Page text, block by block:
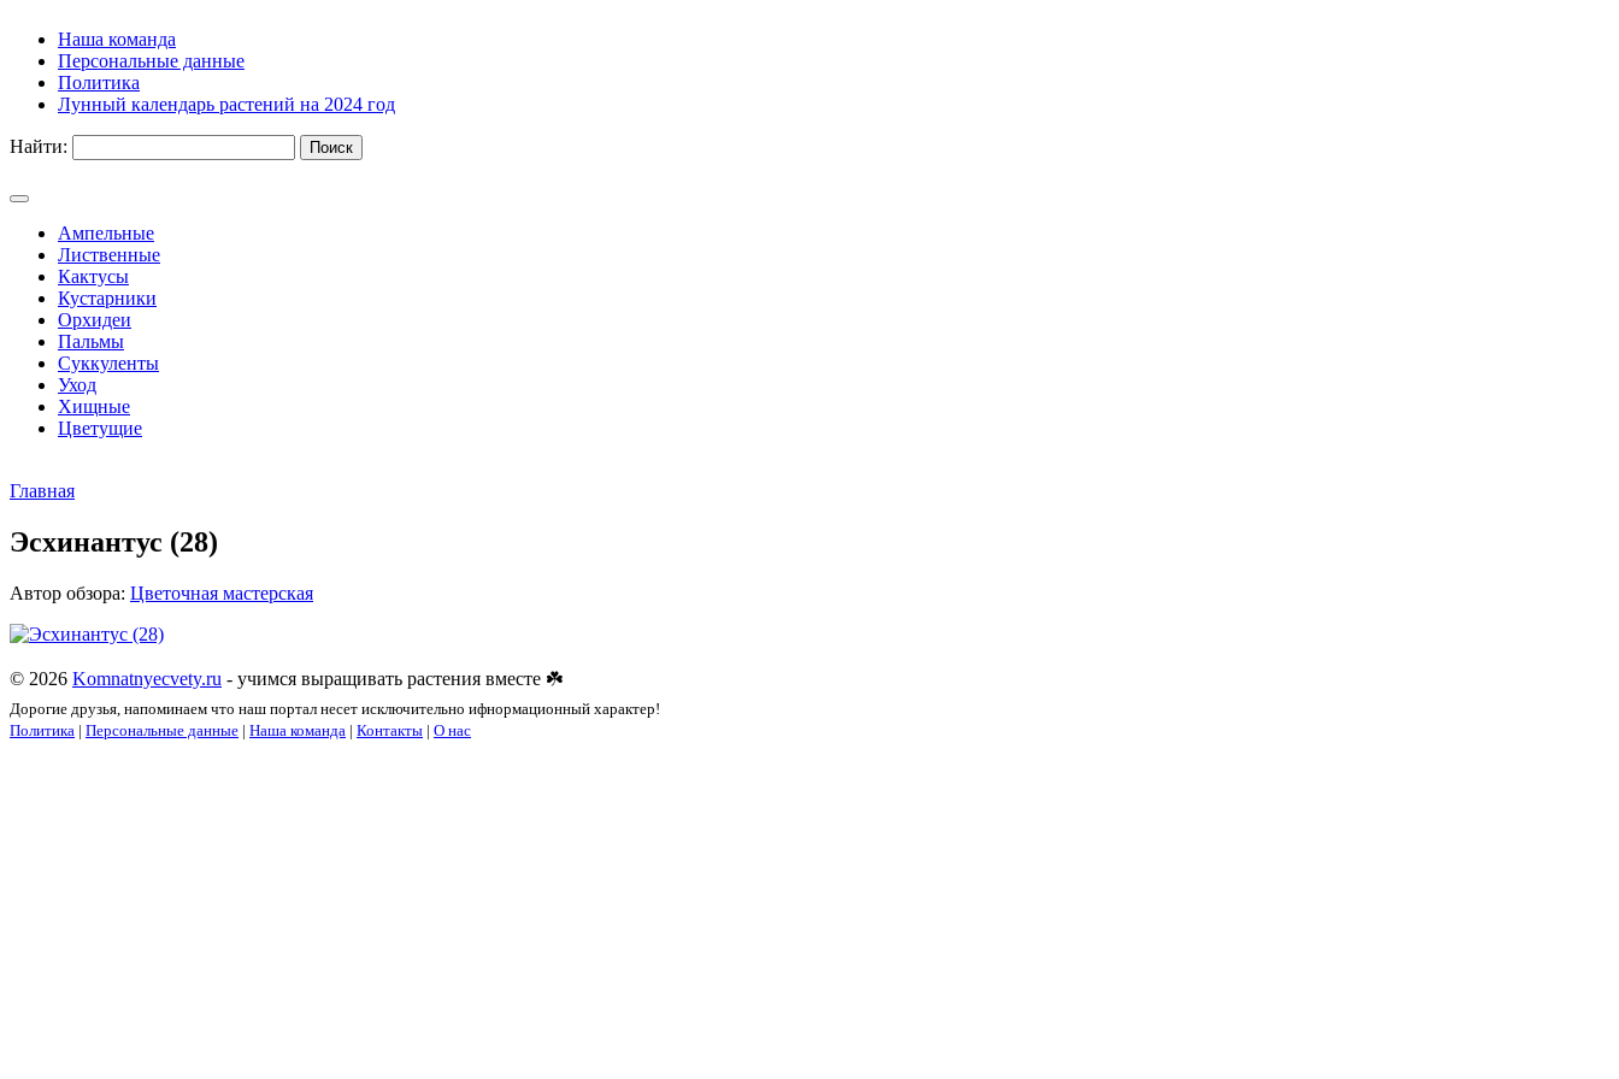
Наша команда
Персональные данные
Политика
Лунный календарь растений на 2024 год
Найти:
Ампельные
Лиственные
Кактусы
Кустарники
Орхидеи
Пальмы
Суккуленты
Уход
Хищные
Цветущие
Главная
Эсхинантус (28)
Автор обзора: Цветочная мастерская
© 2026 Komnatnyecvety.ru - учимся выращивать растения вместе ☘️
Дорогие друзья, напоминаем что наш портал несет исключительно ифнормационный характер!
Политика | Персональные данные | Наша команда | Контакты | О нас